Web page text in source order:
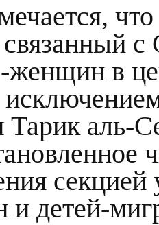
с
женщин в
аль-
детей-